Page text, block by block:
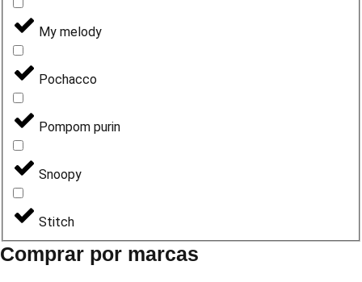
My melody
Pochacco
Pompom purin
Snoopy
Stitch
Comprar por marcas